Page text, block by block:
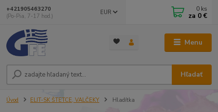
Menu
EUR
Hľadať
+421905463270
(Po-Pia, 7-17 hod.)
0 ks
za 0 €
Úvod ELIT-SK ŠTETCE, VALČEKY Hladítka